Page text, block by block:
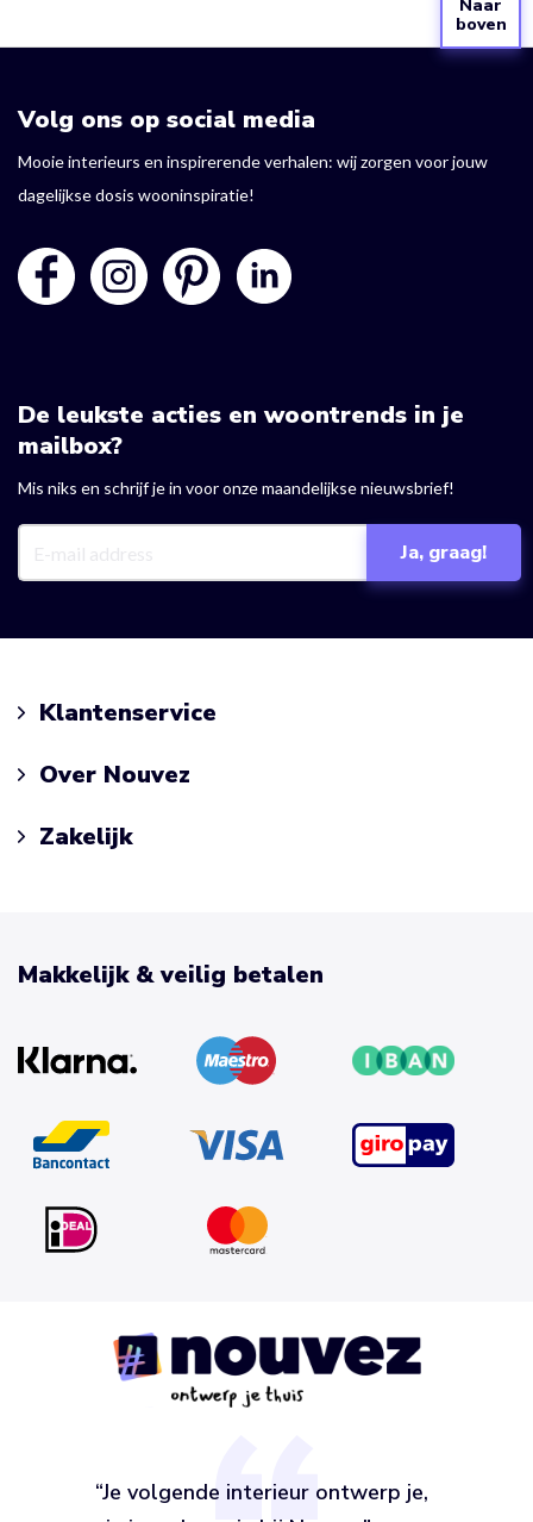
Naar
boven
Volg ons op social media
Mooie interieurs en inspirerende verhalen: wij zorgen voor jouw
dagelijkse dosis wooninspiratie!
De leukste acties en woontrends in je
mailbox?
Mis niks en schrijf je in voor onze maandelijkse nieuwsbrief!
Klantenservice
Over Nouvez
Zakelijk
“Je volgende interieur ontwerp je,
Makkelijk & veilig betalen